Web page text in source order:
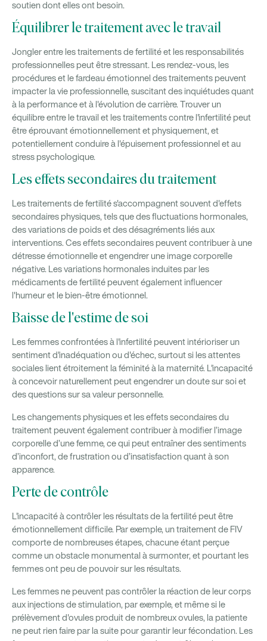
soutien dont elles ont besoin.
Équilibrer le traitement avec le travail
Jongler entre les traitements de fertilité et les responsabilités
professionnelles peut être stressant. Les rendez-vous, les
procédures et le fardeau émotionnel des traitements peuvent
impacter la vie professionnelle, suscitant des inquiétudes quant
à la performance et à l'évolution de carrière. Trouver un
équilibre entre le travail et les traitements contre l'infertilité peut
être éprouvant émotionnellement et physiquement, et
potentiellement conduire à l'épuisement professionnel et au
stress psychologique.
Les effets secondaires du traitement
Les traitements de fertilité s'accompagnent souvent d'effets
secondaires physiques, tels que des fluctuations hormonales,
des variations de poids et des désagréments liés aux
interventions. Ces effets secondaires peuvent contribuer à une
détresse émotionnelle et engendrer une image corporelle
négative. Les variations hormonales induites par les
médicaments de fertilité peuvent également influencer
l'humeur et le bien-être émotionnel.
Baisse de l'estime de soi
Les femmes confrontées à l'infertilité peuvent intérioriser un
sentiment d'inadéquation ou d'échec, surtout si les attentes
sociales lient étroitement la féminité à la maternité. L'incapacité
à concevoir naturellement peut engendrer un doute sur soi et
des questions sur sa valeur personnelle.
Les changements physiques et les effets secondaires du
traitement peuvent également contribuer à modifier l’image
corporelle d’une femme, ce qui peut entraîner des sentiments
d’inconfort, de frustration ou d’insatisfaction quant à son
apparence.
Perte de contrôle
L'incapacité à contrôler les résultats de la fertilité peut être
émotionnellement difficile. Par exemple, un traitement de FIV
comporte de nombreuses étapes, chacune étant perçue
comme un obstacle monumental à surmonter, et pourtant les
femmes ont peu de pouvoir sur les résultats.
Les femmes ne peuvent pas contrôler la réaction de leur corps
aux injections de stimulation, par exemple, et même si le
prélèvement d'ovules produit de nombreux ovules, la patiente
ne peut rien faire par la suite pour garantir leur fécondation. Les